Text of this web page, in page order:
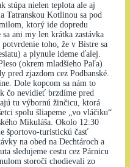
stúpa nielen teplota ale aj
Tatranskou Kotlinou sa pod
ktorý ide dopredu
ani my len krátka zastávka
toho, že v Bistre sa
a plynule ideme ďalej.
(okrem mladšieho Paľa)
pred zjazdom cez Podbanské.
Dole kopcom sa nám to
čo nevidieť brzdíme pred
tu výbornú žinčicu, ktorá
spolu šliapeme „vo vláčiku“
Mikuláša. Okolo 12:30
športovo-turistickú časť
na obed na Dechtároch a
sledujeme cestu cez Párnicu
storočí chodievali zo